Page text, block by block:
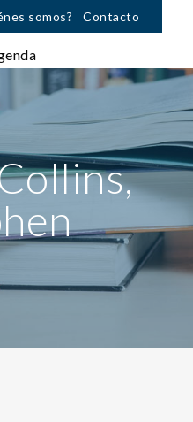
somos? Contacto